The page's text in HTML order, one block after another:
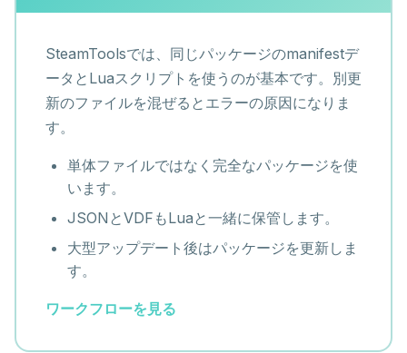
SteamToolsでは、同じパッケージのmanifestデ
ータとLuaスクリプトを使うのが基本です。別更
新のファイルを混ぜるとエラーの原因になりま
す。
単体ファイルではなく完全なパッケージを使
います。
JSONとVDFもLuaと一緒に保管します。
大型アップデート後はパッケージを更新しま
す。
ワークフローを見る